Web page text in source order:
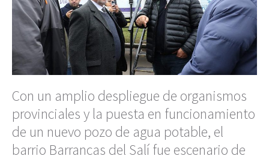
Con un amplio despliegue de organismos
provinciales y la puesta en funcionamiento
de un nuevo pozo de agua potable, el
barrio Barrancas del Salí fue escenario de